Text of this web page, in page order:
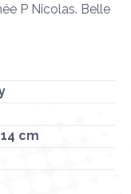
P Nicolas. Belle
cm